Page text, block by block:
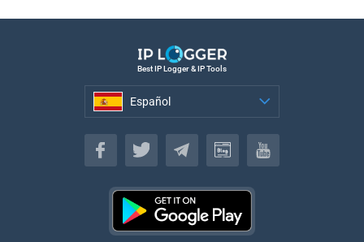
Best IP Logger & IP Tools
Español
Español